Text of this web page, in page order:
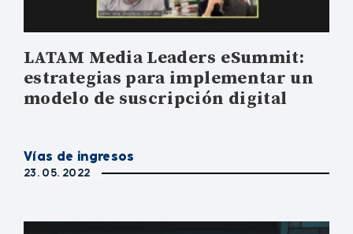
LATAM Media Leaders eSummit:
estrategias para implementar un
modelo de suscripción digital
Vías de ingresos
23. 05. 2022